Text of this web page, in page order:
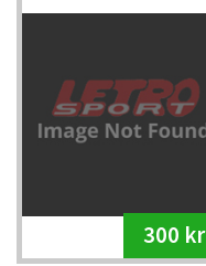
300 kr